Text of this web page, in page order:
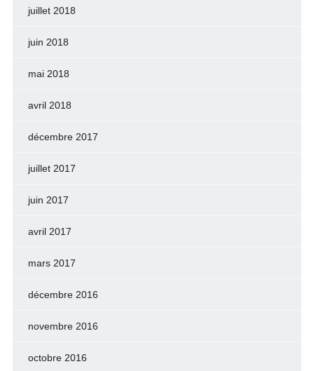
juillet 2018
juin 2018
mai 2018
avril 2018
décembre 2017
juillet 2017
juin 2017
avril 2017
mars 2017
décembre 2016
novembre 2016
octobre 2016